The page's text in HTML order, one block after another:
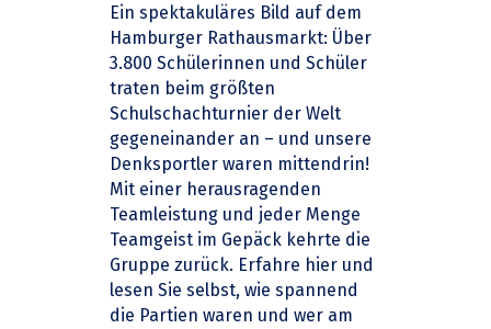
Ein spektakuläres Bild auf dem
Hamburger Rathausmarkt: Über
3.800 Schülerinnen und Schüler
traten beim größten
Schulschachturnier der Welt
gegeneinander an – und unsere
Denksportler waren mittendrin!
Mit einer herausragenden
Teamleistung und jeder Menge
Teamgeist im Gepäck kehrte die
Gruppe zurück. Erfahre hier und
lesen Sie selbst, wie spannend
die Partien waren und wer am